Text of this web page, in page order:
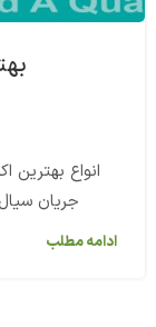
انواع بهترین
جریان
ادامه مطلب